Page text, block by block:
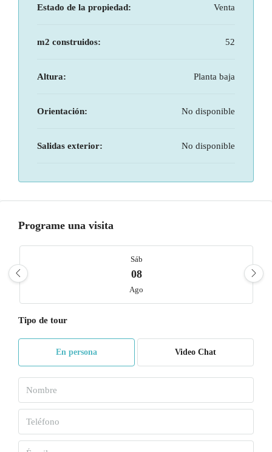
Estado de la propiedad: Venta
m2 construidos: 52
Altura: Planta baja
Orientación: No disponible
Salidas exterior: No disponible
Programe una visita
Sáb
08
Ago
09
10
Tipo de tour
En persona Video Chat